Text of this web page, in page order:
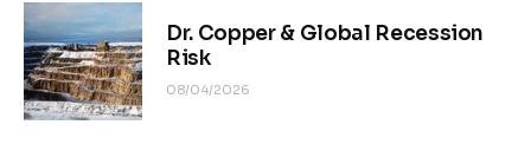
Dr. Copper & Global Recession
Risk
08/04/2026